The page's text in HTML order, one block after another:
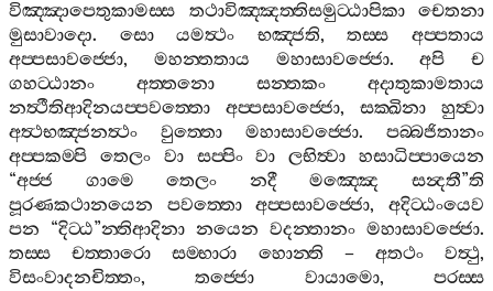
විඤ‍්ඤාපෙතුකාමස‍්ස
තථාවිඤ‍්ඤත‍්තිසමුට‍්ඨාපිකා
චෙතනා
මුසාවාදො. සො යමත්‍ථං භඤ‍්ජති,තස‍්ස
අප‍්පතාය
අප‍්පසාවජ‍්ජො, මහන‍්තතාය මහාසාවජ‍්ජො.අපි
ච
ගහට‍්ඨානං
අත‍්තනො සන‍්තකං
අදාතුකාමතාය
නත්‍ථීතිආදිනයප‍්පවත‍්තො
අප‍්පසාවජ‍්ජො, සක‍්ඛිනා
හුත්‍වා
අත්‍ථභඤ‍්ජනත්‍ථං
වුත‍්තො මහාසාවජ‍්ජො. පබ‍්බජිතානං
අප‍්පකම‍්පි
තෙලං වා සප‍්පිං වා ලභිත්‍වා
හසාධිප‍්පායෙන
“අජ‍්ජ ගාමෙ තෙලං නදී මඤ‍්ඤෙ සන්‍දතී”ති
පූරණකථානයෙන
පවත‍්තො අප‍්පසාවජ‍්ජො,අදිට‍්ඨංයෙව
පන “දිට‍්ඨ”න‍්තිආදිනා නයෙන වදන‍්තානං මහාසාවජ‍්ජො.
තස‍්ස
චත‍්තාරො සම‍්භාරා හොන‍්ති – අතථං වත්‍ථු,
විසංවාදනචිත‍්තං,තජ‍්ජො වායාමො,පරස‍්ස